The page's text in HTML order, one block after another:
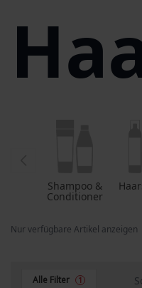
Shampoo &
Conditioner
Nur verfügbare Artikel anzeigen
Alle Filter 1